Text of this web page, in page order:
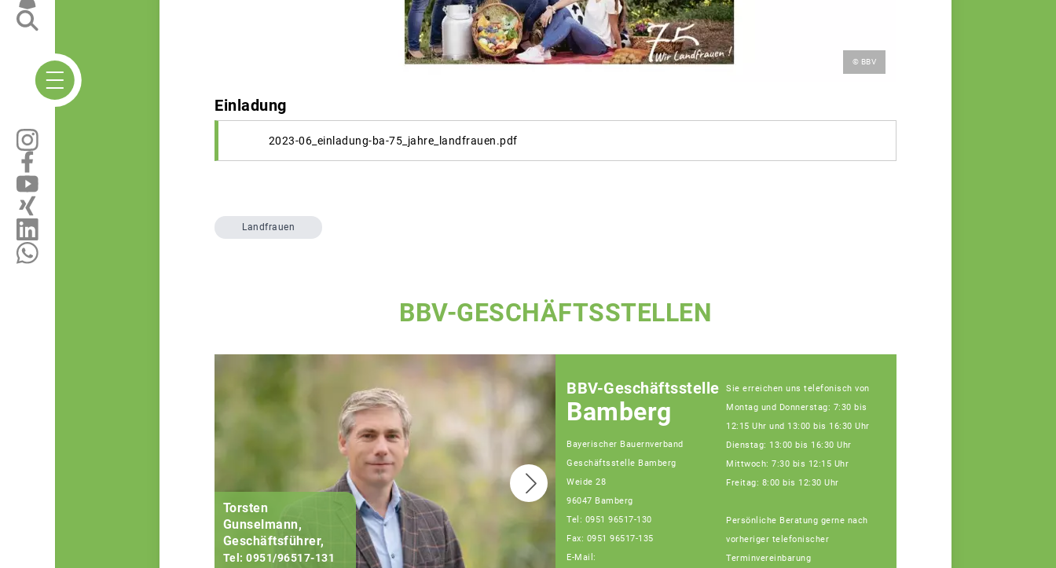
© BBV
Einladung
2023-06_einladung-ba-75_jahre_landfrauen.pdf
Landfrauen
BBV-GESCHÄFTSSTELLEN
Torsten
Gunselmann,
Geschäftsführer,
Tel: 0951/96517-131
Sebastian Hümmer,
Fachberater,
BBV-Geschäftsstelle
Bamberg
Bayerischer Bauernverband
Geschäftsstelle Bamberg
Weide 28
96047 Bamberg
Tel: 0951 96517-130
Fax: 0951 96517-135
E-Mail:
Sie erreichen uns telefonisch von
Montag und Donnerstag: 7:30 bis
12:15 Uhr und 13:00 bis 16:30 Uhr
Dienstag: 13:00 bis 16:30 Uhr
Mittwoch: 7:30 bis 12:15 Uhr
Freitag: 8:00 bis 12:30 Uhr
Persönliche Beratung gerne nach
vorheriger telefonischer
Terminvereinbarung